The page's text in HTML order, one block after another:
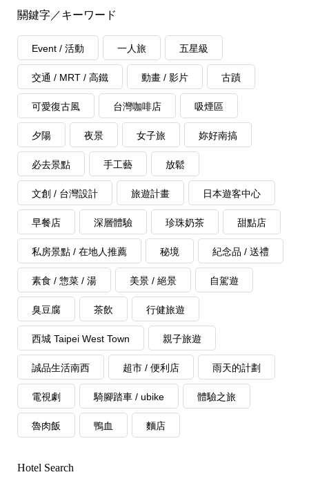
關鍵字／キーワード
Event / 活動 一人旅 五星級
交通 / MRT / 高鐵 動畫 / 影片 古蹟
可愛復古風 台灣咖啡店 吸煙區
夕陽 夜景 女子旅 妳好南搞
必去景點 手工藝 放鬆
文創 / 台灣設計 旅遊計畫 日本遊客中心
早餐店 深層體驗 珍珠奶茶 甜點店
私房景點 / 在地人推薦 秘境 紀念品 / 送禮
素食 / 惣菜 / 湯 美景 / 絕景 自駕遊
臭豆腐 茶飲 行健旅遊
西城 Taipei West Town 親子旅遊
誠品生活南西 超市 / 便利店 雨天的計劃
電視劇 騎腳踏車 / ubike 體驗之旅
魯肉飯 鴨血 麵店
Hotel Search